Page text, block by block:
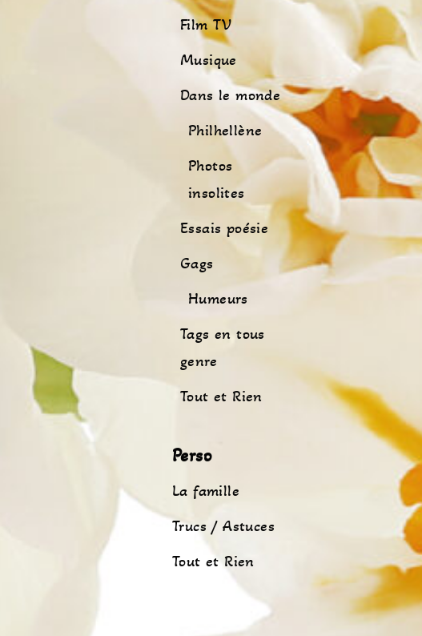
Film TV
Musique
Dans le monde
Philhellène
Photos
insolites
Essais poésie
Gags
Humeurs
Tags en tous
genre
Tout et Rien
Perso
La famille
Trucs / Astuces
Tout et Rien